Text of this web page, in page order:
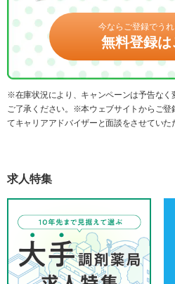
今ならご登録でうれ
無料登録は
※在庫状況により、キャンペーンは予告なく
ご了承ください。※本ウェブサイトからご登
てキャリアアドバイザーと面談をさせていた
求人特集